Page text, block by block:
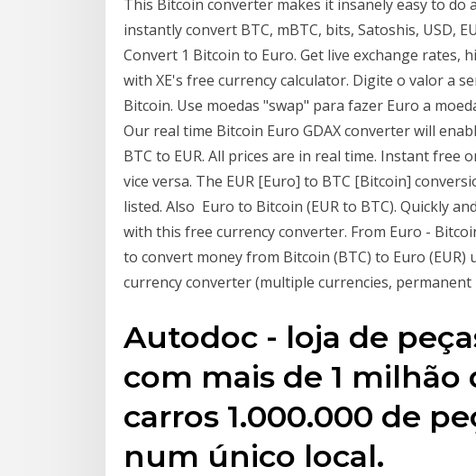
This Bitcoin converter makes it insanely easy to do
instantly convert BTC, mBTC, bits, Satoshis, USD,
Convert 1 Bitcoin to Euro. Get live exchange rates,
with XE's free currency calculator. Digite o valor a
Bitcoin. Use moedas "swap" para fazer Euro a
Our real time Bitcoin Euro GDAX converter will
BTC to EUR. All prices are in real time. Instant free
vice versa. The EUR [Euro] to BTC [Bitcoin]
listed. Also Euro to Bitcoin (EUR to BTC). Quickly
with this free currency converter. From Euro -
to convert money from Bitcoin (BTC) to Euro
currency converter (multiple currencies, permanent
Autodoc - loja de
com mais de 1 milhão
carros 1.000.000 de
num único local.